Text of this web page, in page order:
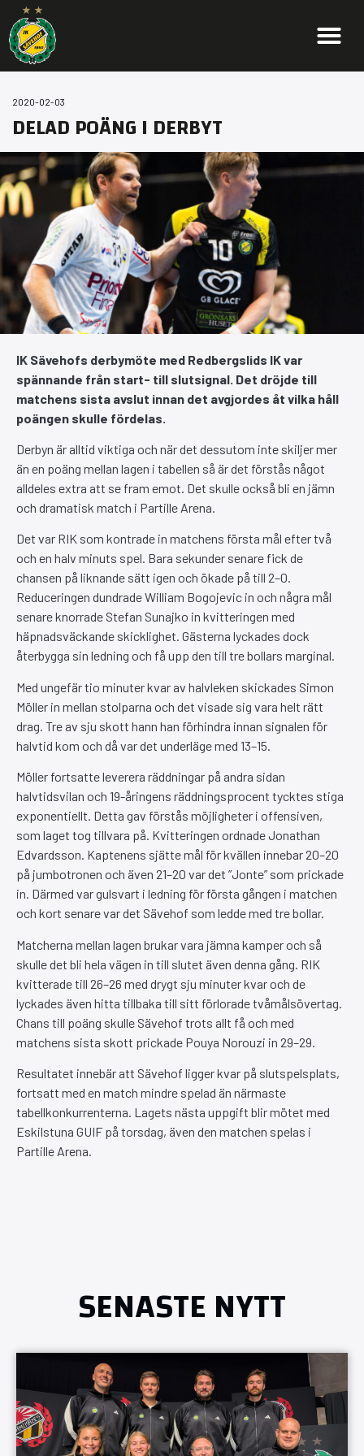
2020-02-03
DELAD POÄNG I DERBYT
IK Sävehofs derbymöte med Redbergslids IK var
spännande från start- till slutsignal. Det dröjde till
matchens sista avslut innan det avgjordes åt vilka håll
poängen skulle fördelas.
Derbyn är alltid viktiga och när det dessutom inte skiljer mer
än en poäng mellan lagen i tabellen så är det förstås något
alldeles extra att se fram emot. Det skulle också bli en jämn
och dramatisk match i Partille Arena.
Det var RIK som kontrade in matchens första mål efter två
och en halv minuts spel. Bara sekunder senare fick de
chansen på liknande sätt igen och ökade på till 2–0.
Reduceringen dundrade William Bogojevic in och några mål
senare knorrade Stefan Sunajko in kvitteringen med
häpnadsväckande skicklighet. Gästerna lyckades dock
återbygga sin ledning och få upp den till tre bollars marginal.
Med ungefär tio minuter kvar av halvleken skickades Simon
Möller in mellan stolparna och det visade sig vara helt rätt
drag. Tre av sju skott hann han förhindra innan signalen för
halvtid kom och då var det underläge med 13–15.
Möller fortsatte leverera räddningar på andra sidan
halvtidsvilan och 19-åringens räddningsprocent tycktes stiga
exponentiellt. Detta gav förstås möjligheter i offensiven,
som laget tog tillvara på. Kvitteringen ordnade Jonathan
Edvardsson. Kaptenens sjätte mål för kvällen innebar 20–20
på jumbotronen och även 21–20 var det ”Jonte” som prickade
in. Därmed var gulsvart i ledning för första gången i matchen
och kort senare var det Sävehof som ledde med tre bollar.
Matcherna mellan lagen brukar vara jämna kamper och så
skulle det bli hela vägen in till slutet även denna gång. RIK
kvitterade till 26–26 med drygt sju minuter kvar och de
lyckades även hitta tillbaka till sitt förlorade tvåmålsövertag.
Chans till poäng skulle Sävehof trots allt få och med
matchens sista skott prickade Pouya Norouzi in 29–29.
Resultatet innebär att Sävehof ligger kvar på slutspelsplats,
fortsatt med en match mindre spelad än närmaste
tabellkonkurrenterna. Lagets nästa uppgift blir mötet med
Eskilstuna GUIF på torsdag, även den matchen spelas i
Partille Arena.
SENASTE NYTT